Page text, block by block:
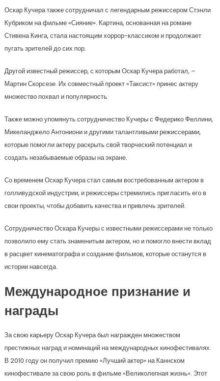
Оскар Кучера также сотрудничал с легендарным режиссером Стэнли
Кубриком на фильме «Сияние». Картина, основанная на романе
Стивена Кинга, стала настоящим хоррор-классиком и продолжает
пугать зрителей до сих пор.
Другой известный режиссер, с которым Оскар Кучера работал, –
Мартин Скорсезе. Их совместный проект «Таксист» принес актеру
множество похвал и популярность.
Также можно упомянуть сотрудничество Кучеры с Федерико Феллини,
Микеланджело Антониони и другими талантливыми режиссерами,
которые помогли актеру раскрыть свой творческий потенциал и
создать незабываемые образы на экране.
Со временем Оскар Кучера стал самым востребованным актером в
голливудской индустрии, и режиссеры стремились пригласить его в
свои проекты, чтобы добавить качества и привлечь зрителей.
Сотрудничество Оскара Кучеры с известными режиссерами не только
позволило ему стать знаменитым актером, но и помогло внести вклад
в расцвет кинематографа и создание фильмов, которые останутся в
истории навсегда.
Международное признание и
награды
За свою карьеру Оскар Кучера был награжден множеством
престижных наград и номинаций на международных кинофестивалях.
В 2010 году он получил премию «Лучший актер» на Каннском
кинофестивале за свою роль в фильме «Великолепная жизнь». Этот